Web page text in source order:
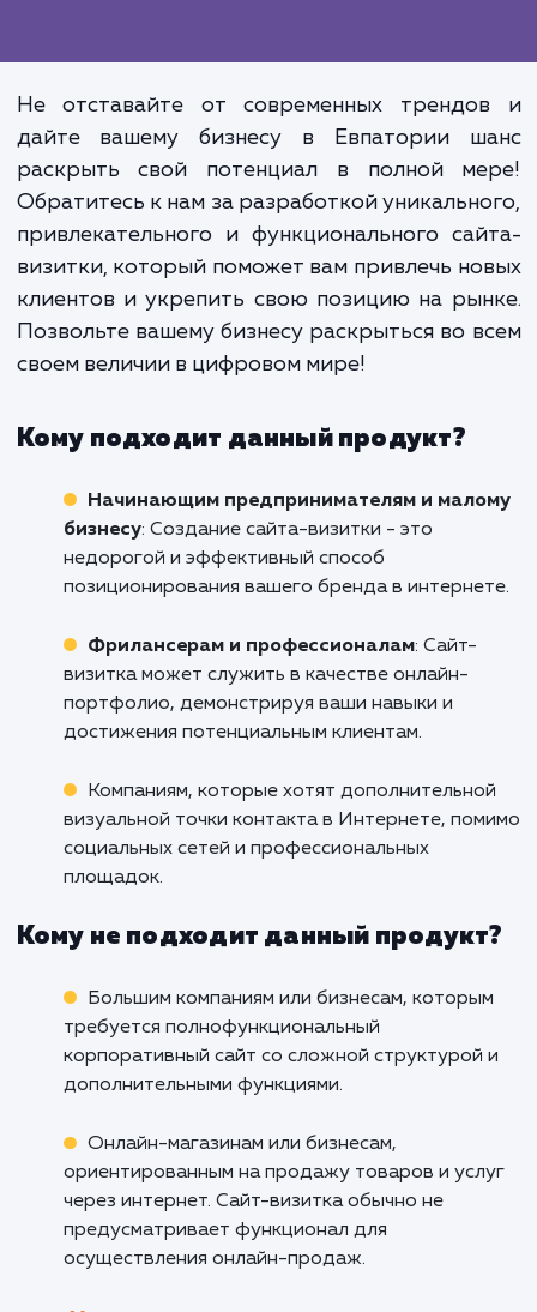
видимость в интернете,
новых клиентов и помочь
отношения с существующими.
- это должен быть качественный
способный представить ваш
лучшем свете, привлечь
удовлетворить потребности
целевой аудитории.
Не отставайте от современных
раскрыть свой потенциал в полной
Обратитесь к нам за разработкой
привлекательного и функционального
клиентов и укрепить свою позицию на
Позвольте вашему бизнесу раскрыться во
своем величии в цифровом мире!
Начинающим предпринимателям и
бизнесу: Создание сайта-визитки - это
недорогой и эффективный способ
позиционирования вашего бренда в
Фрилансерам и профессионалам
визитка может служить в качестве онлайн-
портфолио, демонстрируя ваши навыки и